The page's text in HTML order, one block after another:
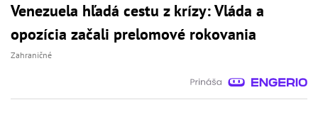
Venezuela hľadá cestu z krízy: Vláda a
opozícia začali prelomové rokovania
Zahraničné